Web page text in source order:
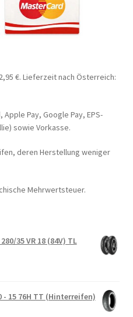
€. Lieferzeit nach Österreich:
Pay, Google Pay, EPS-
sowie Vorkasse.
deren Herstellung weniger
Mehrwertsteuer.
35 VR 18 (84V) TL
- 15 76H TT (Hinterreifen)